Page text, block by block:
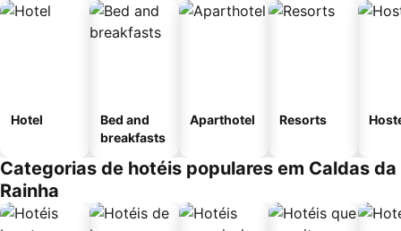
Hotel
Bed and
breakfasts
Aparthotel Resorts
Categorias de hotéis populares em Caldas da
Rainha